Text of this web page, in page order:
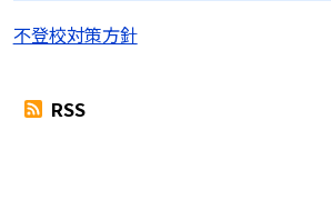
不登校対策方針
RSS